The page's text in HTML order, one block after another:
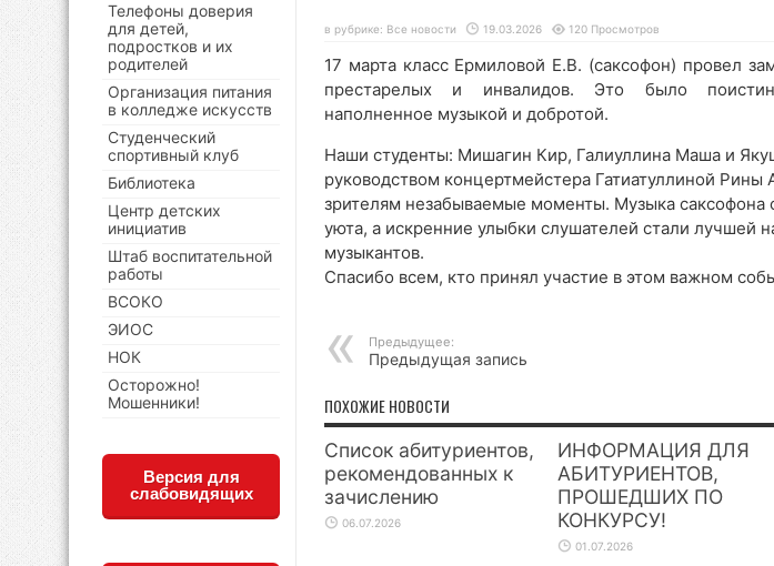
в рубрике: Все новости 19.03.2026 120 Просмотров
17 марта класс Ермиловой Е.В. (саксофон) провел
престарелых и инвалидов. Это было
наполненное музыкой и добротой.
Наши студенты: Мишагин Кир, Галиуллина Маша и
руководством концертмейстера Гатиатуллиной Рины
зрителям незабываемые моменты. Музыка саксофона
уюта, а искренние улыбки слушателей стали лучшей
музыкантов.
Спасибо всем, кто принял участие в этом важном
Предыдущее:
Предыдущая запись
ПОХОЖИЕ НОВОСТИ
Список абитуриентов,
рекомендованных к
зачислению
06.07.2026
ИНФОРМАЦИЯ ДЛЯ
АБИТУРИЕНТОВ,
ПРОШЕДШИХ ПО
КОНКУРСУ!
01.07.2026
Телефоны доверия
для детей,
подростков и их
родителей
Организация питания
в колледже искусств
Студенческий
спортивный клуб
Библиотека
Центр детских
инициатив
Штаб воспитательной
работы
ВСОКО
ЭИОС
НОК
Осторожно!
Мошенники!
Версия для
слабовидящих